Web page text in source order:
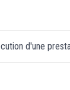
d'une